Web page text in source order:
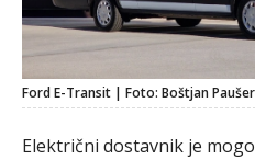
Ford E-Transit | Foto: Boštjan Paušer
Električni dostavnik je